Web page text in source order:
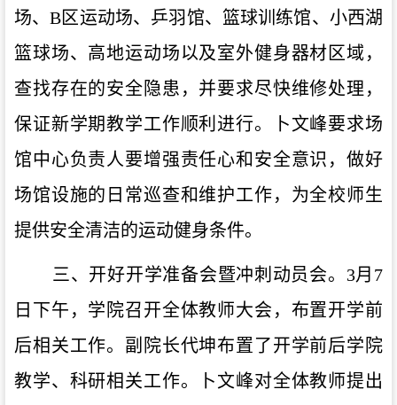
场、B区运动场、乒羽馆、篮球训练馆、小西湖
篮球场、高地运动场以及室外健身器材区域，
查找存在的安全隐患，并要求尽快维修处理，
保证新学期教学工作顺利进行。卜文峰要求场
馆中心负责人要增强责任心和安全意识，做好
场馆设施的日常巡查和维护工作，为全校师生
提供安全清洁的运动健身条件。
三、 开好开学准备会暨冲刺动员会。 3月7
日下午，学院召开全体教师大会，布置开学前
后相关工作。 副院长代坤布置了开学前后学院
教学、科研相关工作。卜文峰对全体教师提出